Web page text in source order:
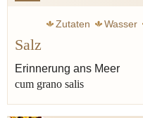
Zutaten Wasser
Salz
Erinnerung ans Meer
cum grano salis